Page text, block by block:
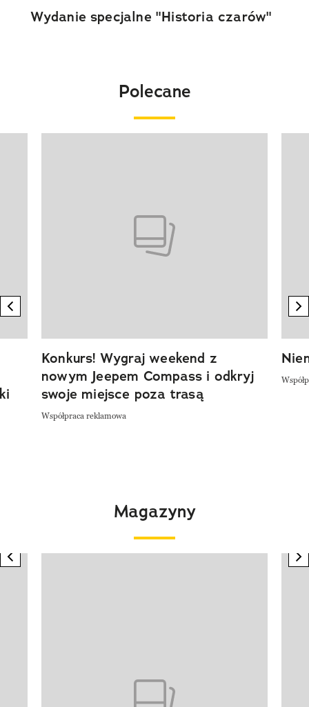
Wydanie specjalne "Historia czarów"
Polecane
previous element
Konkurs! Wygraj weekend z
nowym Jeepem Compass i odkryj
swoje miejsce poza trasą
Współpraca reklamowa
Magazyny
previous element